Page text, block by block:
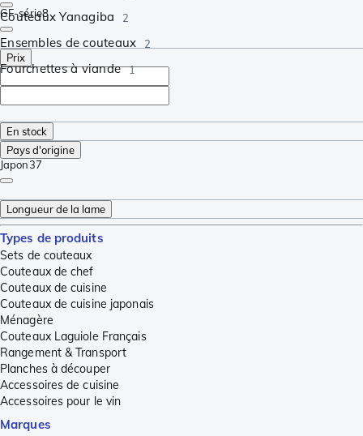
Couteaux Yanagiba 2
Ensembles de couteaux 2
Fourchettes à viande 1
GF-série8
Prix
En stock
Pays d'origine
Japon37
Longueur de la lame
Types de produits
Sets de couteaux
Couteaux de chef
Couteaux de cuisine
Couteaux de cuisine japonais
Ménagère
Couteaux Laguiole Français
Rangement & Transport
Planches à découper
Accessoires de cuisine
Accessoires pour le vin
Marques